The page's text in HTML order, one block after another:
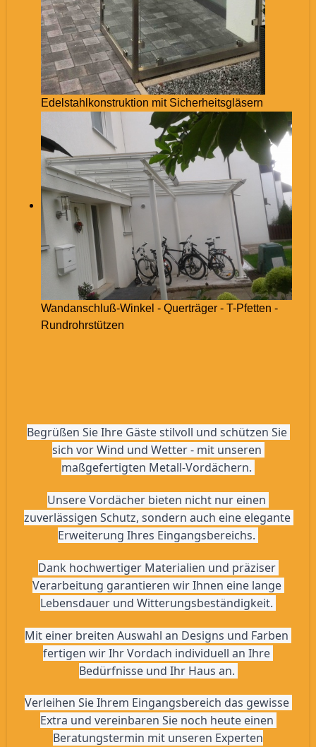
Edelstahlkonstruktion mit Sicherheitsgläsern
Wandanschluß-Winkel - Querträger - T-Pfetten -
Rundrohrstützen
Begrüßen Sie Ihre Gäste stilvoll und schützen Sie
sich vor Wind und Wetter - mit unseren
maßgefertigten Metall-Vordächern.
Unsere Vordächer bieten nicht nur einen
zuverlässigen Schutz, sondern auch eine elegante
Erweiterung Ihres Eingangsbereichs.
Dank hochwertiger Materialien und präziser
Verarbeitung garantieren wir Ihnen eine lange
Lebensdauer und Witterungsbeständigkeit.
Mit einer breiten Auswahl an Designs und Farben
fertigen wir Ihr Vordach individuell an Ihre
Bedürfnisse und Ihr Haus an.
Verleihen Sie Ihrem Eingangsbereich das gewisse
Extra und vereinbaren Sie noch heute einen
Beratungstermin mit unseren Experten